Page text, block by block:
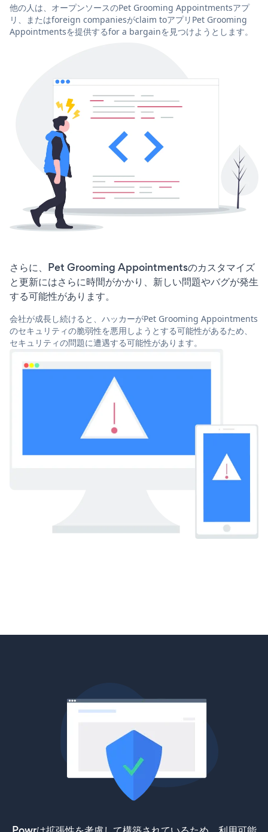
他の人は、オープンソースのPet Grooming Appointmentsアプ
リ、またはforeign companiesがclaim toアプリPet Grooming
Appointmentsを提供するfor a bargainを見つけようとします。
さらに、Pet Grooming Appointmentsのカスタマイズ
と更新にはさらに時間がかかり、新しい問題やバグが発生
する可能性があります。
会社が成長し続けると、ハッカーがPet Grooming Appointments
のセキュリティの脆弱性を悪用しようとする可能性があるため、
セキュリティの問題に遭遇する可能性があります。